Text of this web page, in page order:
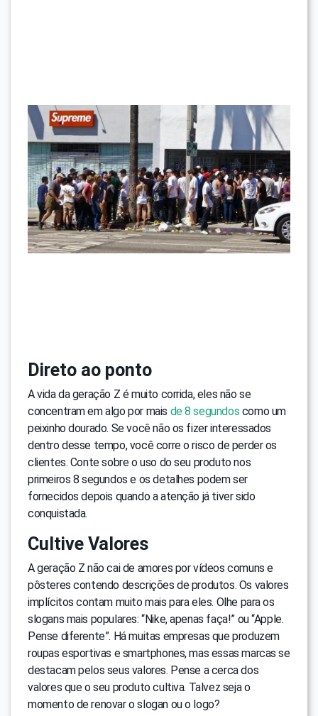
Direto ao ponto
A vida da geração Z é muito corrida, eles não se
concentram em algo por mais de 8 segundos como um
peixinho dourado. Se você não os fizer interessados
dentro desse tempo, você corre o risco de perder os
clientes. Conte sobre o uso do seu produto nos
primeiros 8 segundos e os detalhes podem ser
fornecidos depois quando a atenção já tiver sido
conquistada.
Cultive Valores
A geração Z não cai de amores por vídeos comuns e
pôsteres contendo descrições de produtos. Os valores
implícitos contam muito mais para eles. Olhe para os
slogans mais populares: “Nike, apenas faça!” ou “Apple.
Pense diferente”. Há muitas empresas que produzem
roupas esportivas e smartphones, mas essas marcas se
destacam pelos seus valores. Pense a cerca dos
valores que o seu produto cultiva. Talvez seja o
momento de renovar o slogan ou o logo?